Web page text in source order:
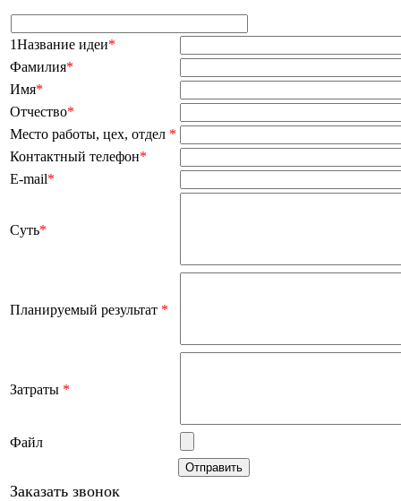
1Название идеи*
Фамилия*
Имя*
Отчество*
Место работы, цех, отдел *
Контактный телефон*
E-mail*
Суть*
Планируемый результат *
Затраты *
Файл
Заказать звонок